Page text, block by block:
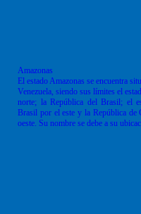
Amazonas
El estado Amazonas se encuentra
Venezuela, siendo sus límites el
norte; la República del Brasil; el
Brasil por el este y la República de
oeste. Su nombre se debe a su